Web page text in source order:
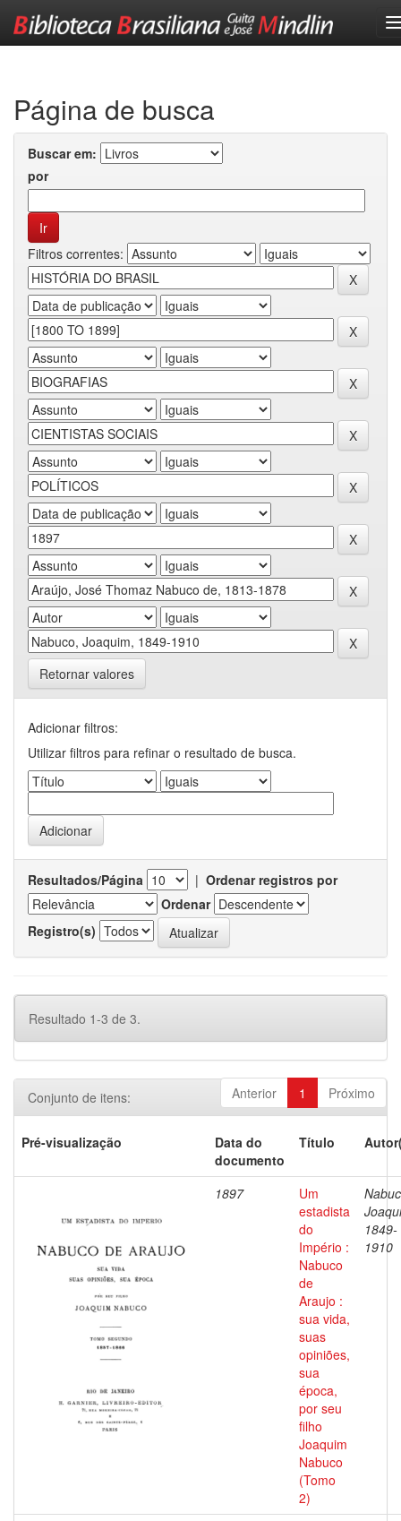
Página de busca
Buscar em:
por
Filtros correntes:
Retornar valores
Adicionar filtros:
Utilizar filtros para refinar o resultado de busca.
Resultados/Página | Ordenar registros por
Ordenar
Registro(s)
Resultado 1-3 de 3.
Anterior 1 Próximo
Conjunto de itens:
Pré-visualização
Data do
documento
Título
1897
Um
estadista
do
Império :
Nabuco
de
Araujo :
sua vida,
suas
opiniões,
sua
época,
por seu
filho
Joaquim
Nabuco
(Tomo
2)
1849-
1910